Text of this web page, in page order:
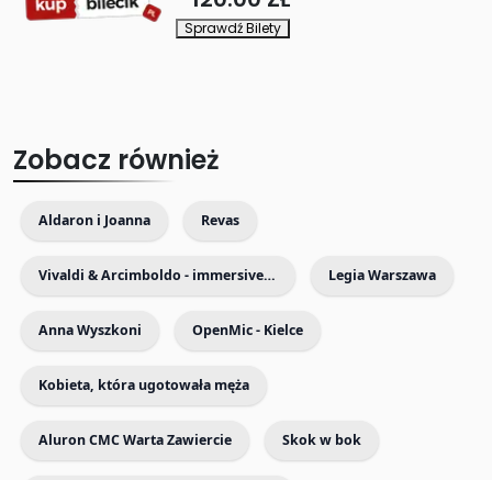
Sprawdź Bilety
Zobacz również
Aldaron i Joanna Revas
Vivaldi & Arcimboldo - immersive exhibition with live music Legia Warszawa
Anna Wyszkoni OpenMic - Kielce
Kobieta, która ugotowała męża
Aluron CMC Warta Zawiercie Skok w bok